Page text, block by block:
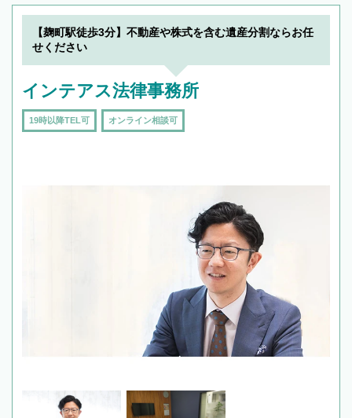
【麹町駅徒歩3分】不動産や株式を含む遺産分割ならお任
せください
インテアス法律事務所
19時以降TEL可 オンライン相談可